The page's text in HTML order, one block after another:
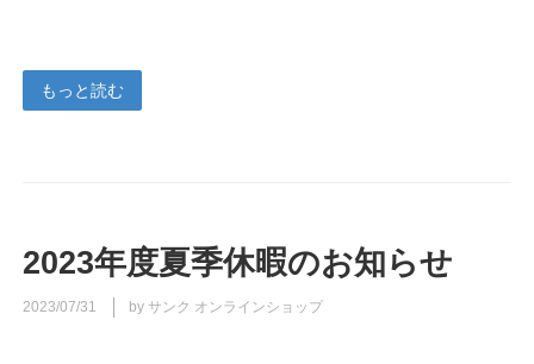
もっと読む
2023年度夏季休暇のお知らせ
2023/07/31 by サンク オンラインショップ